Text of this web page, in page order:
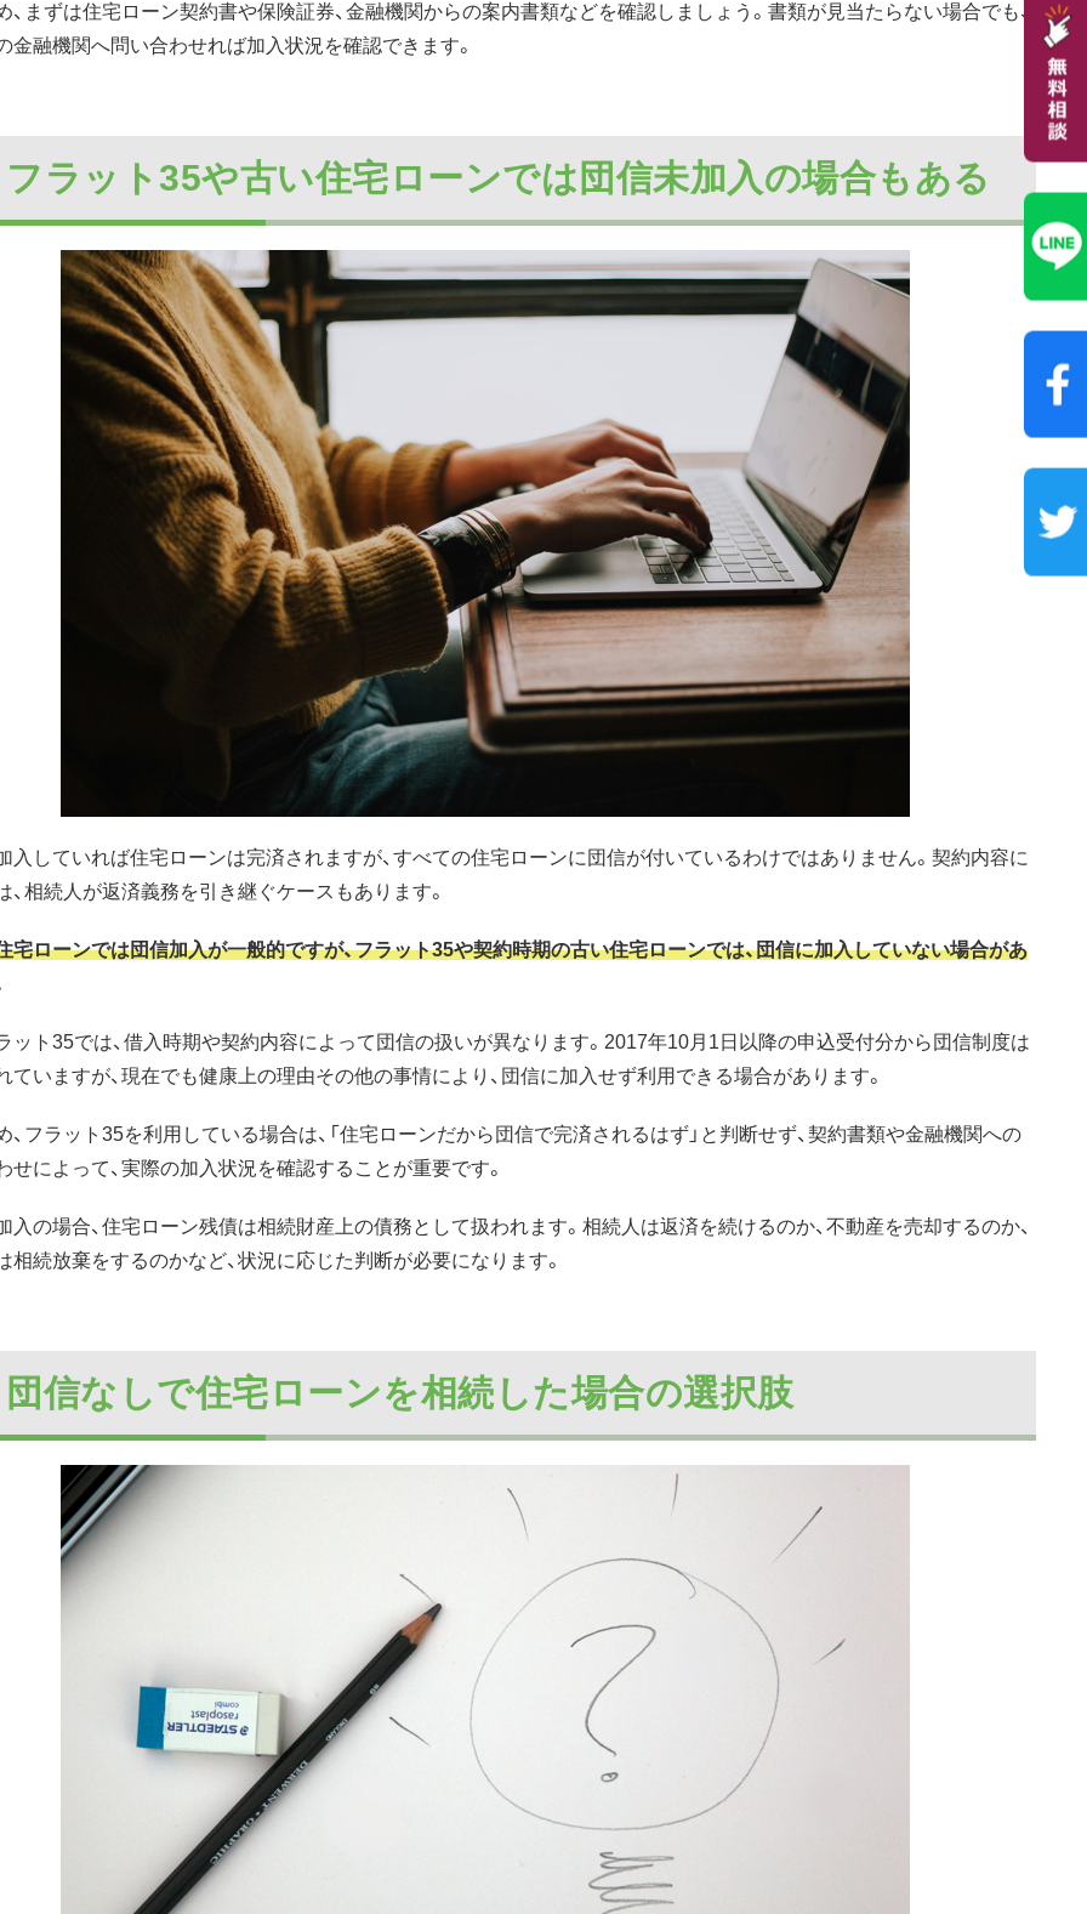
、まずは住宅ローン契約書や保険証券、金融機関からの案内書類などを確認しましょう。書類が見当たらない場合でも、
金融機関へ問い合わせれば加入状況を確認できます。
ラット35や古い住宅ローンでは団信未加入の場合もある
入していれば住宅ローンは完済されますが、すべての住宅ローンに団信が付いているわけではありません。契約内容に
、相続人が返済義務を引き継ぐケースもあります。
宅ローンでは団信加入が一般的ですが、フラット35や契約時期の古い住宅ローンでは、団信に加入していない場合があ
ット35では、借入時期や契約内容によって団信の扱いが異なります。2017年10月1日以降の申込受付分から団信制度は
ていますが、現在でも健康上の理由その他の事情により、団信に加入せず利用できる場合があります。
、フラット35を利用している場合は、「住宅ローンだから団信で完済されるはず」と判断せず、契約書類や金融機関への
せによって、実際の加入状況を確認することが重要です。
入の場合、住宅ローン残債は相続財産上の債務として扱われます。相続人は返済を続けるのか、不動産を売却するのか、
相続放棄をするのかなど、状況に応じた判断が必要になります。
信なしで住宅ローンを相続した場合の選択肢